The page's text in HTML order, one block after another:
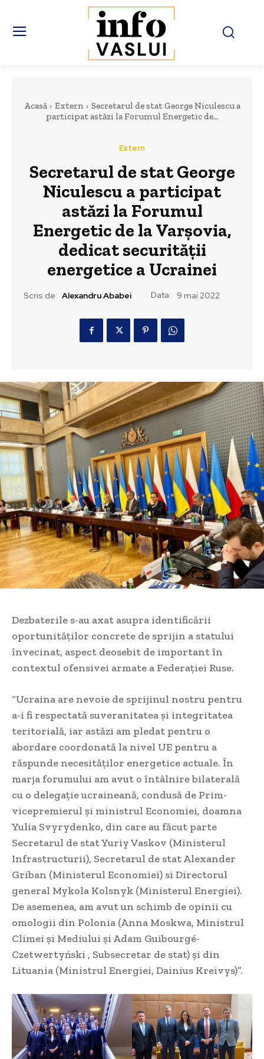
Acasă Extern
Secretarul de stat George Niculescu a
participat astăzi la Forumul Energetic de...
Extern
Secretarul de stat George
Niculescu a participat
astăzi la Forumul
Energetic de la Varșovia,
dedicat securității
energetice a Ucrainei
Scris de: Alexandru Ababei Data: 9 mai 2022
Dezbaterile s-au axat asupra identificării
oportunităților concrete de sprijin a statului
învecinat, aspect deosebit de important în
contextul ofensivei armate a Federației Ruse.
“Ucraina are nevoie de sprijinul nostru pentru
a-i fi respectată suveranitatea și integritatea
teritorială, iar astăzi am pledat pentru o
abordare coordonată la nivel UE pentru a
răspunde necesităților energetice actuale. În
marja forumului am avut o întâlnire bilaterală
cu o delegație ucraineană, condusă de Prim-
vicepremierul și ministrul Economiei, doamna
Yulia Svyrydenko, din care au făcut parte
Secretarul de stat Yuriy Vaskov (Ministerul
Infrastructurii), Secretarul de stat Alexander
Griban (Ministerul Economiei) si Directorul
general Mykola Kolsnyk (Ministerul Energiei).
De asemenea, am avut un schimb de opinii cu
omologii din Polonia (Anna Moskwa, Ministrul
Climei și Mediului și Adam Guibourgé-
Czetwertyński , Subsecretar de stat) și din
Lituania (Ministrul Energiei, Dainius Kreivys)”.